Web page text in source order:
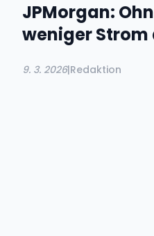
JPMorgan:
weniger Strom
9. 3. 2026|Redaktion